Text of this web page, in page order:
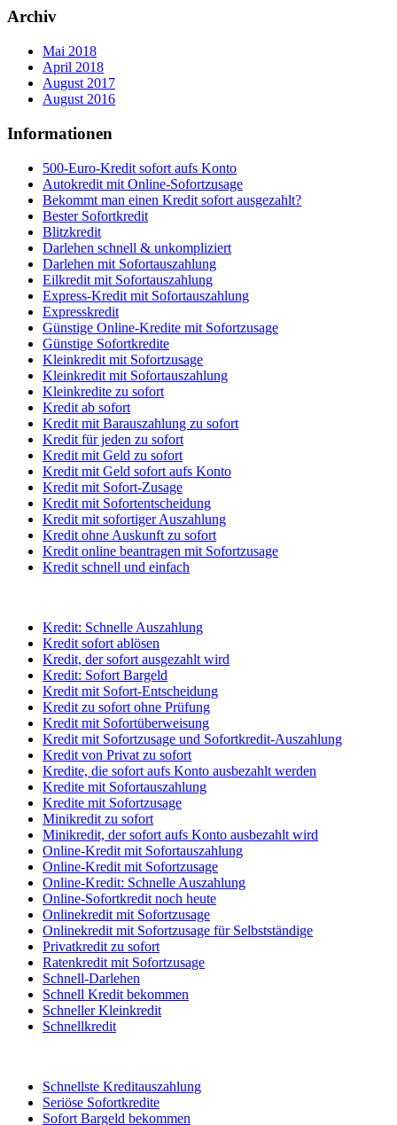
Archiv
Mai 2018
April 2018
August 2017
August 2016
Informationen
500-Euro-Kredit sofort aufs Konto
Autokredit mit Online-Sofortzusage
Bekommt man einen Kredit sofort ausgezahlt?
Bester Sofortkredit
Blitzkredit
Darlehen schnell & unkompliziert
Darlehen mit Sofortauszahlung
Eilkredit mit Sofortauszahlung
Express-Kredit mit Sofortauszahlung
Expresskredit
Günstige Online-Kredite mit Sofortzusage
Günstige Sofortkredite
Kleinkredit mit Sofortzusage
Kleinkredit mit Sofortauszahlung
Kleinkredite zu sofort
Kredit ab sofort
Kredit mit Barauszahlung zu sofort
Kredit für jeden zu sofort
Kredit mit Geld zu sofort
Kredit mit Geld sofort aufs Konto
Kredit mit Sofort-Zusage
Kredit mit Sofortentscheidung
Kredit mit sofortiger Auszahlung
Kredit ohne Auskunft zu sofort
Kredit online beantragen mit Sofortzusage
Kredit schnell und einfach
Kredit: Schnelle Auszahlung
Kredit sofort ablösen
Kredit, der sofort ausgezahlt wird
Kredit: Sofort Bargeld
Kredit mit Sofort-Entscheidung
Kredit zu sofort ohne Prüfung
Kredit mit Sofortüberweisung
Kredit mit Sofortzusage und Sofortkredit-Auszahlung
Kredit von Privat zu sofort
Kredite, die sofort aufs Konto ausbezahlt werden
Kredite mit Sofortauszahlung
Kredite mit Sofortzusage
Minikredit zu sofort
Minikredit, der sofort aufs Konto ausbezahlt wird
Online-Kredit mit Sofortauszahlung
Online-Kredit mit Sofortzusage
Online-Kredit: Schnelle Auszahlung
Online-Sofortkredit noch heute
Onlinekredit mit Sofortzusage
Onlinekredit mit Sofortzusage für Selbstständige
Privatkredit zu sofort
Ratenkredit mit Sofortzusage
Schnell-Darlehen
Schnell Kredit bekommen
Schneller Kleinkredit
Schnellkredit
Schnellste Kreditauszahlung
Seriöse Sofortkredite
Sofort Bargeld bekommen